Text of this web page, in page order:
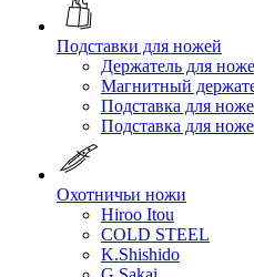
Подставки для ножей
Держатель для
Магнитный
Подставка для
Подставка для
Охотничьи ножи
Hiroo Itou
COLD STEEL
K.Shishido